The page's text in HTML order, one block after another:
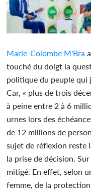
Marie-Colombe M'Bra
touché du doigt la
politique du peuple qui
Car, « plus de trois
à peine entre 2 à 6
urnes lors des
de 12 millions de
sujet de réflexion reste
la prise de décision.
mitigé. En effet, selon
femme, de la